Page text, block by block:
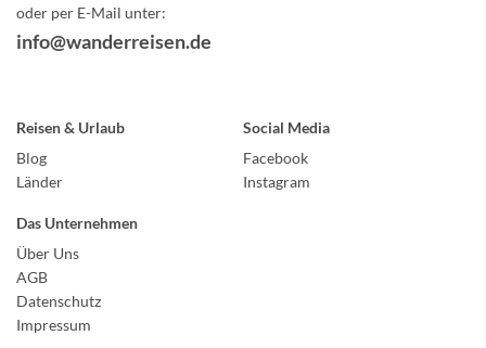
oder per E-Mail unter:
info@wanderreisen.de
Reisen & Urlaub
Blog
Länder
Social Media
Facebook
Instagram
Das Unternehmen
Über Uns
AGB
Datenschutz
Impressum